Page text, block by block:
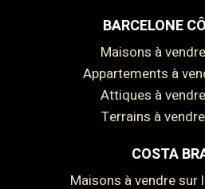
BARCELONE
Maisons à
Appartements à
Attiques à
Terrains à
COSTA
Maisons à vendre
Enregistrer les paramètres